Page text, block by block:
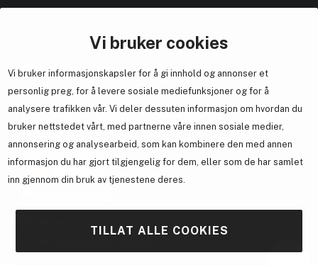
Vi bruker cookies
Vi bruker informasjonskapsler for å gi innhold og annonser et
personlig preg, for å levere sosiale mediefunksjoner og for å
analysere trafikken vår. Vi deler dessuten informasjon om hvordan du
bruker nettstedet vårt, med partnerne våre innen sosiale medier,
annonsering og analysearbeid, som kan kombinere den med annen
informasjon du har gjort tilgjengelig for dem, eller som de har samlet
inn gjennom din bruk av tjenestene deres.
TILLAT ALLE COOKIES
Blivakker.no
Om oss
Bli medlem helt gratis - få poeng og eksklusive rabattkoder.